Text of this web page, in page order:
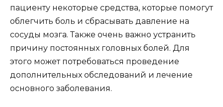
пациенту некоторые средства, которые помогут
облегчить боль и сбрасывать давление на
сосуды мозга. Также очень важно устранить
причину постоянных головных болей. Для
этого может потребоваться проведение
дополнительных обследований и лечение
основного заболевания.